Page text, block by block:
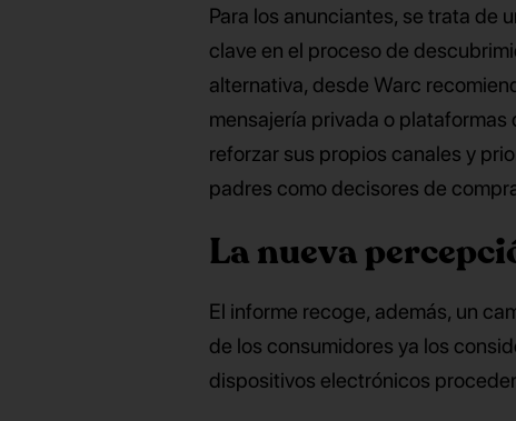
Para los anunciantes, se trata de
clave en el proceso de
alternativa, desde Warc
mensajería privada o plataformas
reforzar sus propios canales y
padres como decisores de
La nueva
El informe recoge, además, un
de los consumidores ya los
dispositivos electrónicos